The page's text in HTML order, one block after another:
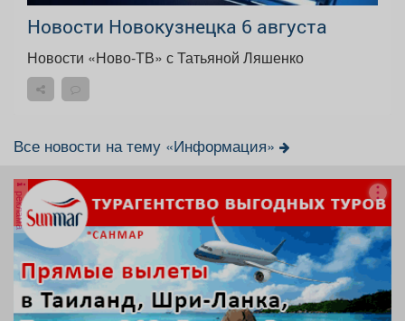
Новости Новокузнецка 6 августа
Новости «Ново-ТВ» с Татьяной Ляшенко
Все новости на тему «Информация»
реклама